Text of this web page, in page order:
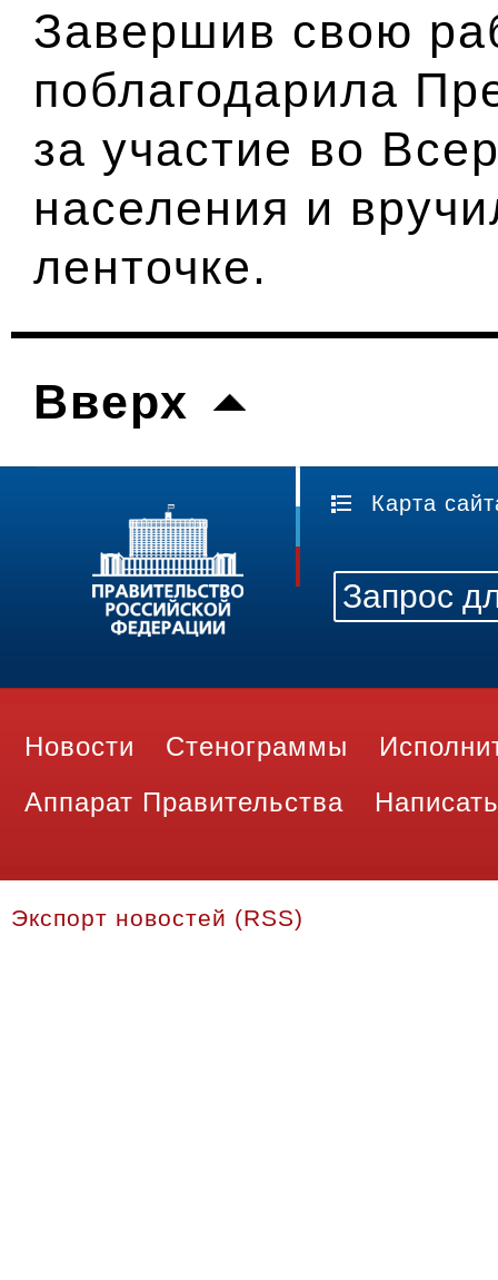
Завершив свою
поблагодарила
за участие во
населения и
ленточке.
Вверх
Карта
Новости Стенограммы
Аппарат Правительства
Экспорт новостей (RSS)